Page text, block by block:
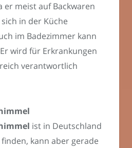
er meist auf Backwaren
in der Küche
im Badezimmer kann
wird für Erkrankungen
verantwortlich
ist in Deutschland
kann aber gerade